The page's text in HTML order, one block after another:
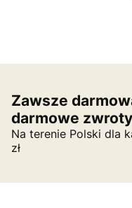
Zawsze
darmowe zwroty
Na terenie Polski dla
zł